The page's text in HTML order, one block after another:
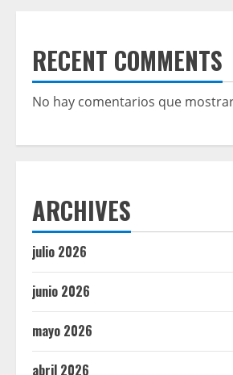
RECENT COMMENTS
No hay comentarios que
ARCHIVES
julio 2026
junio 2026
mayo 2026
abril 2026